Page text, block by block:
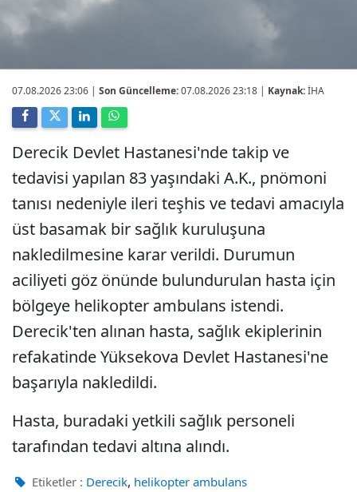
07.08.2026 23:06 | Son Güncelleme:07.08.2026 23:18 | Kaynak:İHA
Derecik Devlet Hastanesi'nde takip ve
tedavisi yapılan 83 yaşındaki A.K., pnömoni
tanısı nedeniyle ileri teşhis ve tedavi amacıyla
üst basamak bir sağlık kuruluşuna
nakledilmesine karar verildi. Durumun
aciliyeti göz önünde bulundurulan hasta için
bölgeye helikopter ambulans istendi.
Derecik'ten alınan hasta, sağlık ekiplerinin
refakatinde Yüksekova Devlet Hastanesi'ne
başarıyla nakledildi.
Hasta, buradaki yetkili sağlık personeli
tarafından tedavi altına alındı.
Etiketler : Derecik, helikopter ambulans